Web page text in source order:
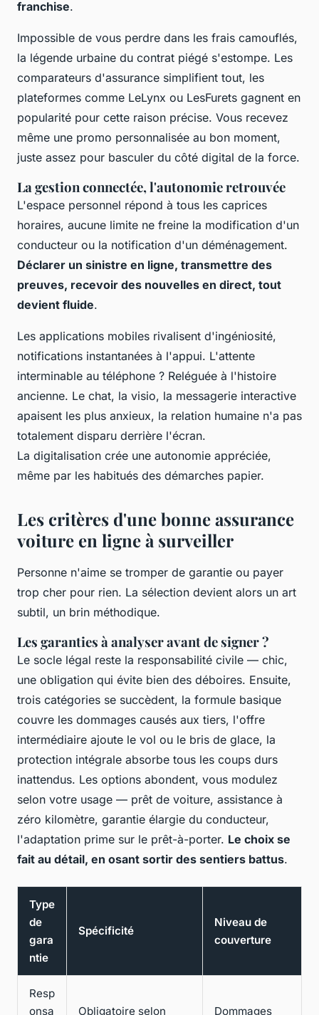
franchise.
Impossible de vous perdre dans les frais camouflés,
la légende urbaine du contrat piégé s'estompe. Les
comparateurs d'assurance simplifient tout, les
plateformes comme LeLynx ou LesFurets gagnent en
popularité pour cette raison précise. Vous recevez
même une promo personnalisée au bon moment,
juste assez pour basculer du côté digital de la force.
La gestion connectée, l'autonomie retrouvée
L'espace personnel répond à tous les caprices
horaires, aucune limite ne freine la modification d'un
conducteur ou la notification d'un déménagement.
Déclarer un sinistre en ligne, transmettre des
preuves, recevoir des nouvelles en direct, tout
devient fluide.
Les applications mobiles rivalisent d'ingéniosité,
notifications instantanées à l'appui. L'attente
interminable au téléphone ? Reléguée à l'histoire
ancienne. Le chat, la visio, la messagerie interactive
apaisent les plus anxieux, la relation humaine n'a pas
totalement disparu derrière l'écran.
La digitalisation crée une autonomie appréciée,
même par les habitués des démarches papier.
Les critères d'une bonne assurance
voiture en ligne à surveiller
Personne n'aime se tromper de garantie ou payer
trop cher pour rien. La sélection devient alors un art
subtil, un brin méthodique.
Les garanties à analyser avant de signer ?
Le socle légal reste la responsabilité civile — chic,
une obligation qui évite bien des déboires. Ensuite,
trois catégories se succèdent, la formule basique
couvre les dommages causés aux tiers, l'offre
intermédiaire ajoute le vol ou le bris de glace, la
protection intégrale absorbe tous les coups durs
inattendus. Les options abondent, vous modulez
selon votre usage — prêt de voiture, assistance à
zéro kilomètre, garantie élargie du conducteur,
l'adaptation prime sur le prêt-à-porter. Le choix se
fait au détail, en osant sortir des sentiers battus.
Type
de
gara
ntie
Spécificité
Niveau de
couverture
Resp
onsa
Obligatoire selon
Dommages